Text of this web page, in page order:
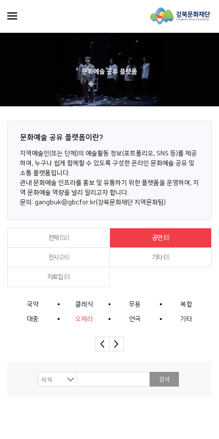
문화예술 공유 플랫폼
문화예술 공유 플랫폼이란?
지역예술인(또는 단체)의 예술활동 정보(포트폴리오, SNS 등)를 제공
하여, 누구나 쉽게 함께할 수 있도록 구성한 온라인 문화예술 공유 및
소통 플랫폼입니다.
관내 문화예술 인프라를 홍보 및 유통하기 위한 플랫폼을 운영하여, 지
역 문화예술 역량을 널리 알리고자 합니다.
문의: gangbuk@gbcf.or.kr(강북문화재단 지역문화팀)
전체 (52) 공연 (0)
전시 (26) 기타(0)
자료집 (0)
국악 클레식 무용 복합
대중 오페라 연극 기타
검색